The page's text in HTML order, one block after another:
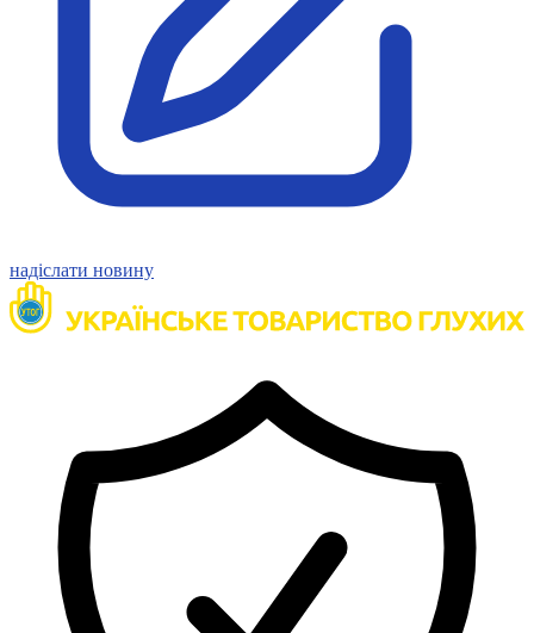
Харківська область
Херсонська область
Хмельницька область
Черкаська область
Чернівецька область
Особи відповідальні за контактування з
питань укладення договорів
Вивчаємо жестову мову
Новини про жестову мову
Ресурс для вивчення жестових мов різних країн
Проєкт "Жестова мова для поліцейських"
Про шахрайські схеми
ВІКТОРИНА
На допомогу військовим
Медична термінологія жестовою мовою
Законодавство
надіслати новину